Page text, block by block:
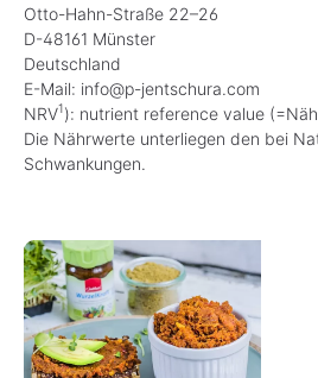
Otto-Hahn-Straße 22–26
D-48161 Münster
Deutschland
E-Mail: info@p-jentschura.com
NRV1 ): nutrient reference value
Die Nährwerte unterliegen den bei
Schwankungen.